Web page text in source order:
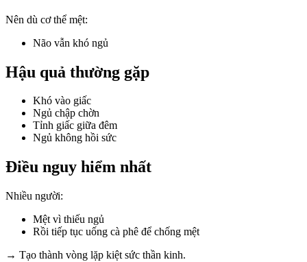
Nên dù cơ thể mệt:
Não vẫn khó ngủ
Hậu quả thường gặp
Khó vào giấc
Ngủ chập chờn
Tỉnh giấc giữa đêm
Ngủ không hồi sức
Điều nguy hiểm nhất
Nhiều người:
Mệt vì thiếu ngủ
Rồi tiếp tục uống cà phê để chống mệt
→ Tạo thành vòng lặp kiệt sức thần kinh.